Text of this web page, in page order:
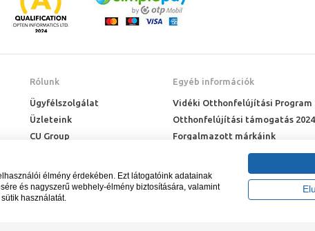
Rólunk
Ügyfélszolgálat
Üzleteink
CU Group
Egyéb információk
Vidéki Otthonfelújítási Program
Otthonfelújítási támogatás 2024
Forgalmazott márkáink
Adatkezelési kérelem
élmény érdekében. Ezt látogatóink adatainak
és nagyszerű webhely-élmény biztosítására, valamint
használatát.